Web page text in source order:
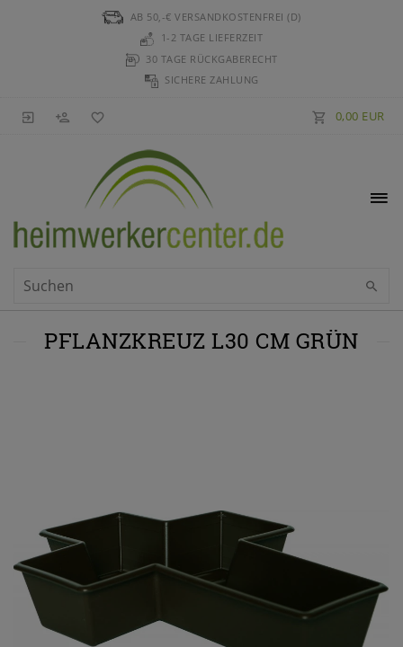
AB 50,-€ VERSANDKOSTENFREI (D)
1-2 TAGE LIEFERZEIT
30 TAGE RÜCKGABERECHT
SICHERE ZAHLUNG
0,00 EUR
PFLANZKREUZ L30 CM GRÜN